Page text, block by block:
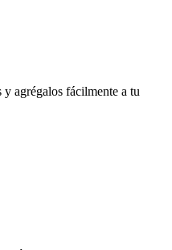
y agrégalos fácilmente a tu